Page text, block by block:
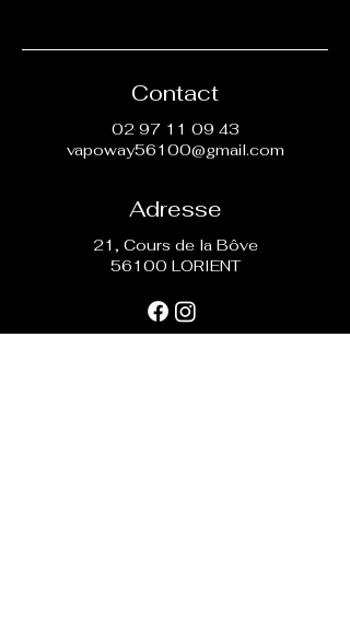
peut pas être vapoté
Contact
02 97 11 09 43
vapoway56100@gmail.com
Adresse
21, Cours de la Bôve
56100 LORIENT